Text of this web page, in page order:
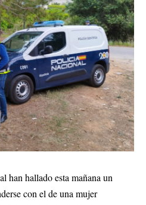
han hallado esta mañana un
con el de una mujer